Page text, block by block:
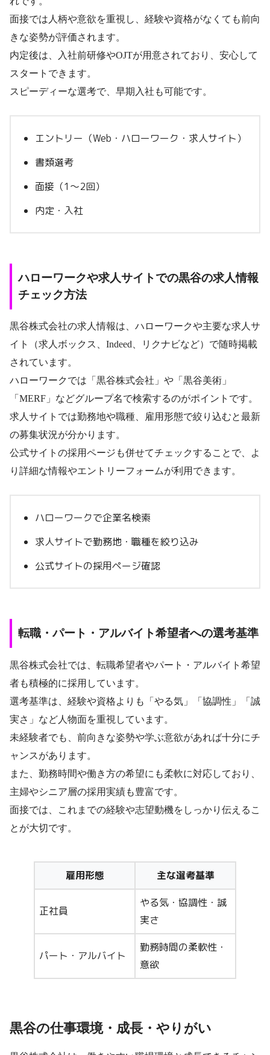
面接では人柄や意欲を重視し、経験や資格がなくても前向
きな姿勢が評価されます。
内定後は、入社前研修やOJTが用意されており、安心して
スタートできます。
スピーディーな選考で、早期入社も可能です。
エントリー（Web・ハローワーク・求人サイト）
書類選考
面接（1～2回）
内定・入社
ハローワークや求人サイトでの黒谷の求人情報
チェック方法
黒谷株式会社の求人情報は、ハローワークや主要な求人サ
イト（求人ボックス、Indeed、リクナビなど）で随時掲載
されています。
ハローワークでは「黒谷株式会社」や「黒谷美術」
「MERF」などグループ名で検索するのがポイントです。
求人サイトでは勤務地や職種、雇用形態で絞り込むと最新
の募集状況が分かります。
公式サイトの採用ページも併せてチェックすることで、よ
り詳細な情報やエントリーフォームが利用できます。
ハローワークで企業名検索
求人サイトで勤務地・職種を絞り込み
公式サイトの採用ページ確認
転職・パート・アルバイト希望者への選考基準
黒谷株式会社では、転職希望者やパート・アルバイト希望
者も積極的に採用しています。
選考基準は、経験や資格よりも「やる気」「協調性」「誠
実さ」など人物面を重視しています。
未経験者でも、前向きな姿勢や学ぶ意欲があれば十分にチ
ャンスがあります。
また、勤務時間や働き方の希望にも柔軟に対応しており、
主婦やシニア層の採用実績も豊富です。
面接では、これまでの経験や志望動機をしっかり伝えるこ
とが大切です。
雇用形態 主な選考基準
正社員
やる気・協調性・誠
実さ
パート・アルバイト
勤務時間の柔軟性・
意欲
黒谷の仕事環境・成長・やりがい